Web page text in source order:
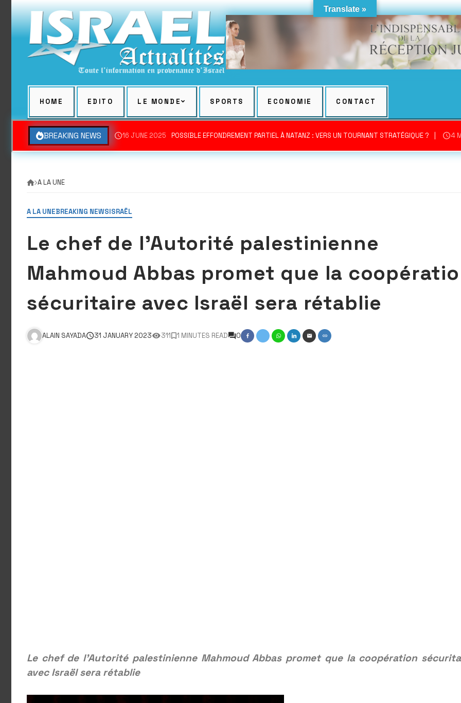
Skip
to
content
HOME EDITO LE MONDE SPORTS ECONOMIE CONTACT
BREAKING NEWS 16 JUNE 2025 POSSIBLE EFFONDREMENT PARTIEL À NATANZ : VERS UN TOURNANT STRATÉGIQUE ? 4
A LA UNE
A LA UNEBREAKING NEWSISRAËL
Le chef de l’Autorité palestinienne
Mahmoud Abbas promet que la
sécuritaire avec Israël sera rétablie
ALAIN SAYADA 31 JANUARY 2023 311 1 MINUTES READ 0
Le chef de l’Autorité palestinienne Mahmoud Abbas promet que la coopération
avec Israël sera rétablie
Translate »